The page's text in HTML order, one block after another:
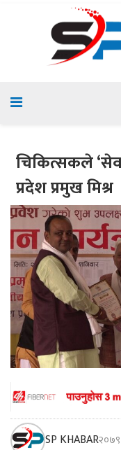
चिकित्सकले
प्रदेश प्रमुख मिश्र
SP KHABAR२०७९